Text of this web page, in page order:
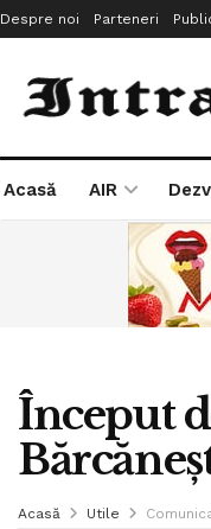
Despre noi Parteneri
Acasă AIR
Început
Acasă Utile